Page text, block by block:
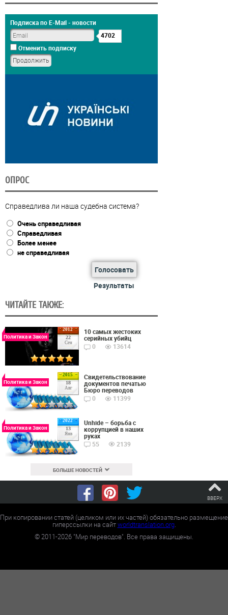
Подписка по E-Mail - новости
4702
Отменить подписку
ОПРОС
Справедлива ли наша судебна система?
Очень справедливая
Справедливая
Более менее
не справедливая
Голосовать
Результаты
ЧИТАЙТЕ ТАКЖЕ:
2012
22
Сен
Политика и Закон
10 самых жестоких
серийных убийц
0
13614
2015
18
Авг
Политика и Закон
Cвидетельствование
документов печатью
Бюро переводов
0
11399
2022
13
Янв
Политика и Закон
Unhide – борьба с
коррупцией в наших
руках
55
2139
БОЛЬШЕ НОВОСТЕЙ
ВВЕРХ
При копировании статей (целиком или их частей) обязательно размещение
гиперссылки на сайтworldtranslation.org.
©2011-2026 "Мир переводов". Все права защищены.